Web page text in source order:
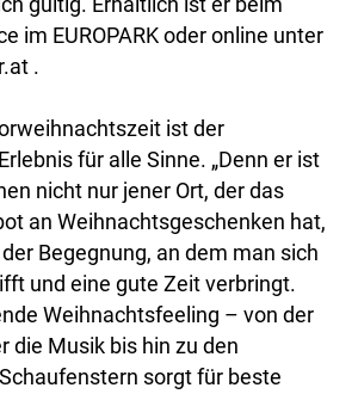
im EUROPARK oder online unter
.
ist der
für alle Sinne. „Denn er ist
nicht nur jener Ort, der das
an Weihnachtsgeschenken hat,
Begegnung, an dem man sich
und eine gute Zeit verbringt.
Weihnachtsfeeling – von der
die Musik bis hin zu den
sorgt für beste